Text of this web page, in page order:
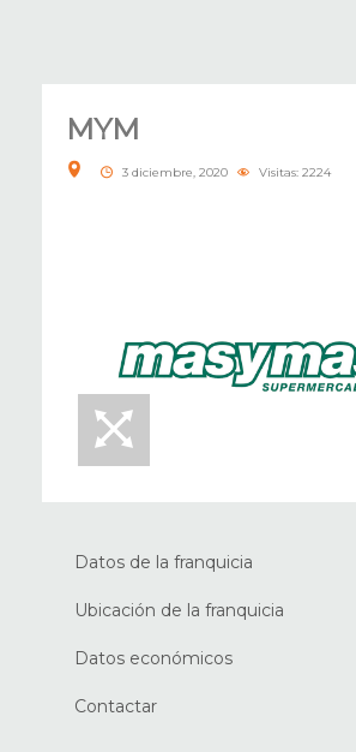
MYM
3 diciembre, 2020 Visitas: 2224
Datos de la franquicia
Ubicación de la franquicia
Datos económicos
Contactar